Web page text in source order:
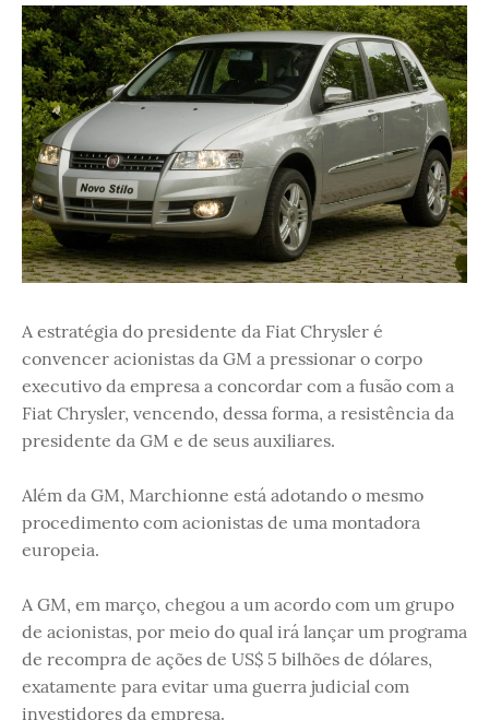
A estratégia do presidente da Fiat Chrysler é
convencer acionistas da GM a pressionar o corpo
executivo da empresa a concordar com a fusão com a
Fiat Chrysler, vencendo, dessa forma, a resistência da
presidente da GM e de seus auxiliares.
Além da GM, Marchionne está adotando o mesmo
procedimento com acionistas de uma montadora
europeia.
A GM, em março, chegou a um acordo com um grupo
de acionistas, por meio do qual irá lançar um programa
de recompra de ações de US$ 5 bilhões de dólares,
exatamente para evitar uma guerra judicial com
investidores da empresa.